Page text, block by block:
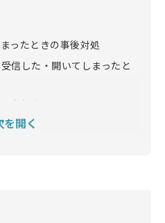
ったときの事後対処
信した・開いてしまったと
たとき
アカウント情報などを入力
を開く